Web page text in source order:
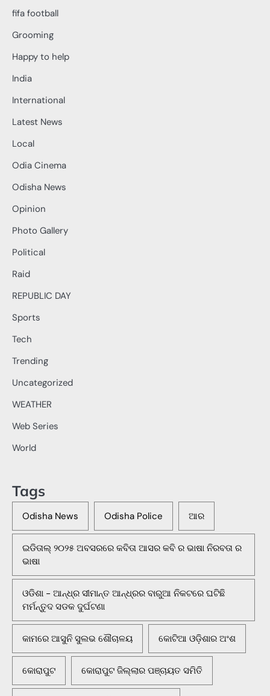
fifa football
Grooming
Happy to help
India
International
Latest News
Local
Odia Cinema
Odisha News
Opinion
Photo Gallery
Political
Raid
REPUBLIC DAY
Sports
Tech
Trending
Uncategorized
WEATHER
Web Series
World
Tags
Odisha News Odisha Police ଆର
ଇଡିତାଲ୍ ୨୦୨୫ ଅବସରରେ କବିତା ଆସର କବି ର ଭାଷା ନିରବତା ର
ଭାଷା
ଓଡିଶା - ଆନ୍ଧ୍ର ସୀମାନ୍ତ ଆନ୍ଧ୍ରର ବାରୁଆ ନିକଟରେ ଘଟିଛି
ମର୍ମନ୍ତୁଦ ସଡକ ଦୁର୍ଘଟଣା
କାମରେ ଆସୁନି ସୁଲଭ ଶୌଚାଳୟ କୋଟିଆ ଓଡ଼ିଶାର ଅଂଶ
କୋରାପୁଟ କୋରାପୁଟ ଜିଲ୍ଲାର ପଞ୍ଚାୟତ ସମିତି